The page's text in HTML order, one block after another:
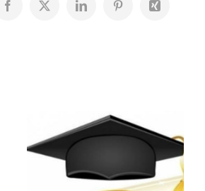
Facebook
X LinkedInPinterestXing
Bourses